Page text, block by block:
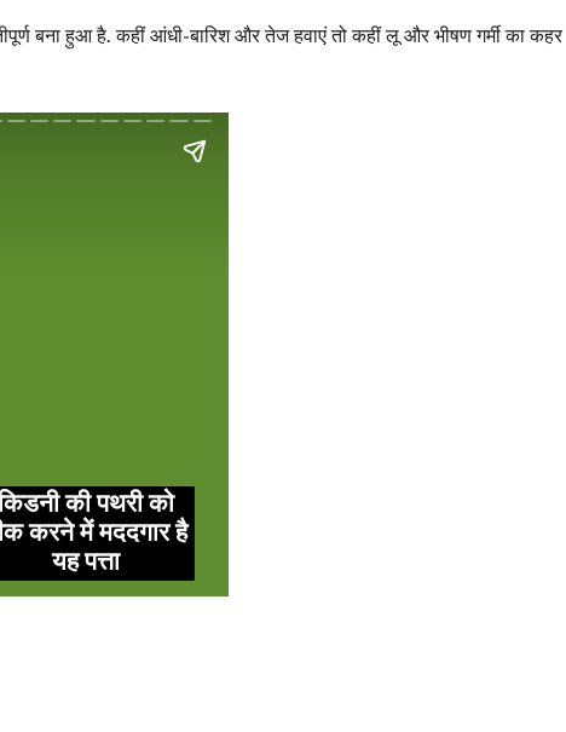
बना हुआ है. कहीं आंधी-बारिश और तेज हवाएं तो कहीं लू और भीषण गर्मी का कहर